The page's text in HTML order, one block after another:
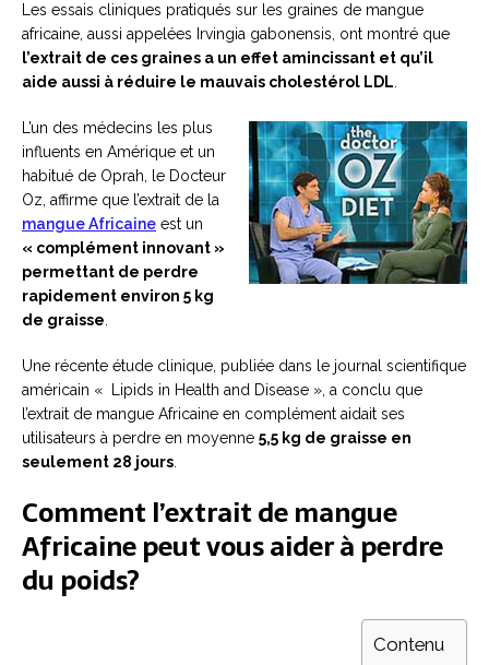
Les essais cliniques pratiqués sur les graines de mangue
africaine, aussi appelées Irvingia gabonensis, ont montré que
l’extrait de ces graines a un effet amincissant et qu’il
aide aussi à réduire le mauvais cholestérol LDL
L’un des médecins les plus
influents en Amérique et un
habitué de Oprah, le Docteur
Oz, affirme que l’extrait de la
mangue Africaine est un
« complément innovant »
permettant de perdre
rapidement environ 5 kg
de graisse
Une récente étude clinique, publiée dans le journal scientifique
américain « Lipids in Health and Disease », a conclu que
l’extrait de mangue Africaine en complément aidait ses
utilisateurs à perdre en moyenne 5,5 kg de graisse en
seulement 28 jours
Comment l’extrait de mangue
Africaine peut vous aider à perdre
du poids?
Contenu